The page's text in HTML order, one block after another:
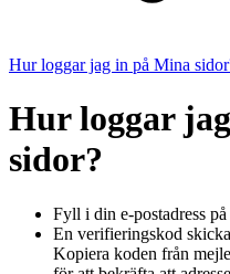
Hur loggar jag in på Mina
Hur loggar
sidor?
Fyll i din e-postadress på
En verifieringskod
Kopiera koden från